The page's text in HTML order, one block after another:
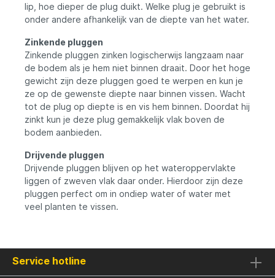
lip, hoe dieper de plug duikt. Welke plug je gebruikt is
onder andere afhankelijk van de diepte van het water.
Zinkende pluggen
Zinkende pluggen zinken logischerwijs langzaam naar
de bodem als je hem niet binnen draait. Door het hoge
gewicht zijn deze pluggen goed te werpen en kun je
ze op de gewenste diepte naar binnen vissen. Wacht
tot de plug op diepte is en vis hem binnen. Doordat hij
zinkt kun je deze plug gemakkelijk vlak boven de
bodem aanbieden.
Drijvende pluggen
Drijvende pluggen blijven op het wateroppervlakte
liggen of zweven vlak daar onder. Hierdoor zijn deze
pluggen perfect om in ondiep water of water met
veel planten te vissen.
Service hotline